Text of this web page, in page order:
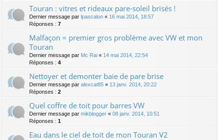
Touran : vitres et rideaux pare-soleil brisés !
Dernier message par lpascalon « 16 mai 2014, 18:57
Réponses : 7
Malfaçon = premier gros problème avec VW et mon
Touran
Dernier message par Mc Rai « 14 mai 2014, 22:54
Réponses : 4
Nettoyer et demonter baie de pare brise
Dernier message par alexcat85 « 13 janv. 2014, 20:22
Réponses : 2
Quel coffre de toit pour barres VW
Dernier message par mikblogger « 08 janv. 2014, 10:51
Réponses : 1
Eau dans le ciel de toit de mon Touran V2